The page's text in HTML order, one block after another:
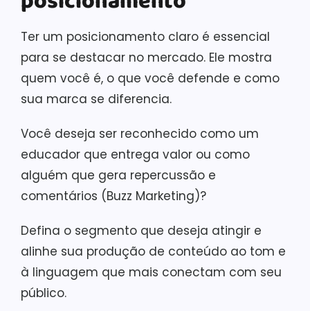
Ter um posicionamento claro é essencial
para se destacar no mercado. Ele mostra
quem você é, o que você defende e como
sua marca se diferencia.
Você deseja ser reconhecido como um
educador que entrega valor ou como
alguém que gera repercussão e
comentários (Buzz Marketing)?
Defina o segmento que deseja atingir e
alinhe sua produção de conteúdo ao tom e
à linguagem que mais conectam com seu
público.